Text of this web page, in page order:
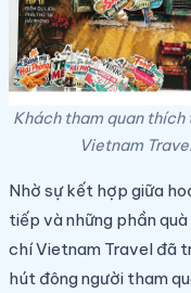
Khách tham quan
Vietnam
Nhờ sự kết hợp giữa
tiếp và những phần
chí Vietnam Travel đã
hút đông người tham